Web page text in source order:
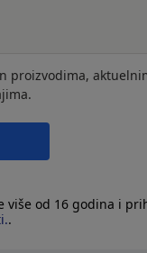
proizvodima,
više od 16 godina i
.